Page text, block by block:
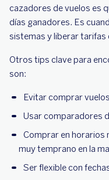
cazadores de vuelos es
días ganadores. Es
sistemas y liberar
Otros tips clave para
son:
Evitar comprar
Usar comparadores
Comprar en horarios
muy temprano en la
Ser flexible con